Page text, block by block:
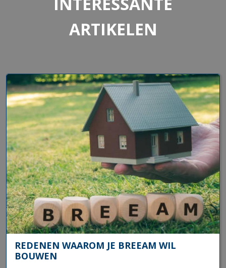
ARTIKELEN
REDENEN WAAROM JE BREEAM WIL
BOUWEN